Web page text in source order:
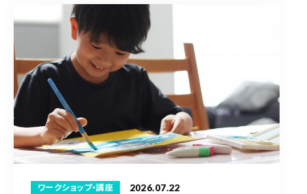
ワークショップ・講座 2026.07.22